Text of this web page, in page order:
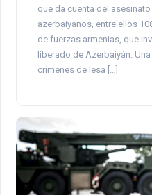
que da cuenta del
azerbaiyanos, entre ellos
de fuerzas armenias, que
liberado de Azerbaiyán.
crímenes de lesa […]